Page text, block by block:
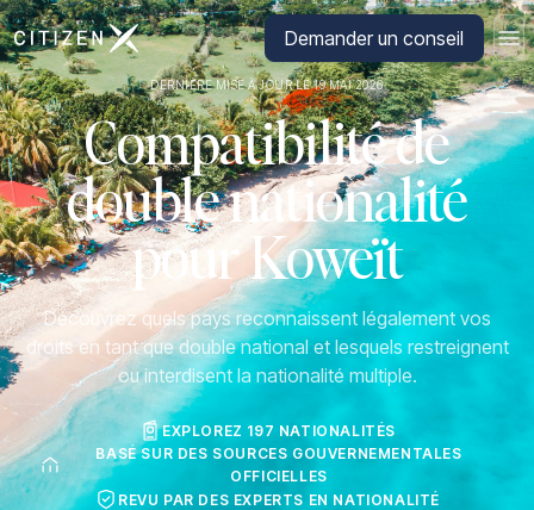
Aller à la page d'accueil de CitizenXDemander un conseil
DERNIÈRE MISE À JOUR LE 19 MAI 2026
Compatibilité de
double nationalité
pour Koweït
Découvrez quels pays reconnaissent légalement vos
droits en tant que double national et lesquels restreignent
ou interdisent la nationalité multiple.
EXPLOREZ 197 NATIONALITÉS
BASÉ SUR DES SOURCES GOUVERNEMENTALES
OFFICIELLES
REVU PAR DES EXPERTS EN NATIONALITÉ